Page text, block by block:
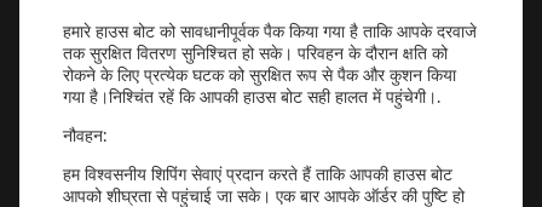
हमारे हाउस बोट को सावधानीपूर्वक पैक किया गया है ताकि आपके दरवाजे
तक सुरक्षित वितरण सुनिश्चित हो सके। परिवहन के दौरान क्षति को
रोकने के लिए प्रत्येक घटक को सुरक्षित रूप से पैक और कुशन किया
गया है।निश्चिंत रहें कि आपकी हाउस बोट सही हालत में पहुंचेगी।.
नौवहन:
हम विश्वसनीय शिपिंग सेवाएं प्रदान करते हैं ताकि आपकी हाउस बोट
आपको शीघ्रता से पहुंचाई जा सके। एक बार आपके ऑर्डर की पुष्टि हो